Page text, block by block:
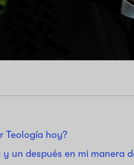
Teología hoy?
y un después en mi manera